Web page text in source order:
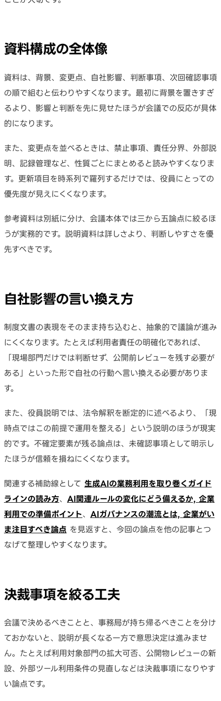
資料構成の全体像
資料は、背景、変更点、自社影響、判断事項、次回確認事項
の順で組むと伝わりやすくなります。最初に背景を置きすぎ
るより、影響と判断を先に見せたほうが会議での反応が具体
的になります。
また、変更点を並べるときは、禁止事項、責任分界、外部説
明、記録管理など、性質ごとにまとめると読みやすくなりま
す。更新項目を時系列で羅列するだけでは、役員にとっての
優先度が見えにくくなります。
参考資料は別紙に分け、会議本体では三から五論点に絞るほ
うが実務的です。説明資料は詳しさより、判断しやすさを優
先すべきです。
自社影響の言い換え方
制度文書の表現をそのまま持ち込むと、抽象的で議論が進み
にくくなります。たとえば利用者責任の明確化であれば、
「現場部門だけでは判断せず、公開前レビューを残す必要が
ある」といった形で自社の行動へ言い換える必要がありま
す。
また、役員説明では、法令解釈を断定的に述べるより、「現
時点ではこの前提で運用を整える」という説明のほうが現実
的です。不確定要素が残る論点は、未確認事項として明示し
たほうが信頼を損ねにくくなります。
関連する補助線として 生成AIの業務利用を取り巻くガイド
ラインの読み方、 AI関連ルールの変化にどう備えるか, 企業
利用での準備ポイント、 AIガバナンスの潮流とは, 企業がい
ま注目すべき論点 を見返すと、今回の論点を他の記事とつ
なげて整理しやすくなります。
決裁事項を絞る工夫
会議で決めるべきことと、事務局が持ち帰るべきことを分け
ておかないと、説明が長くなる一方で意思決定は進みませ
ん。たとえば利用対象部門の拡大可否、公開物レビューの新
設、外部ツール利用条件の見直しなどは決裁事項になりやす
い論点です。